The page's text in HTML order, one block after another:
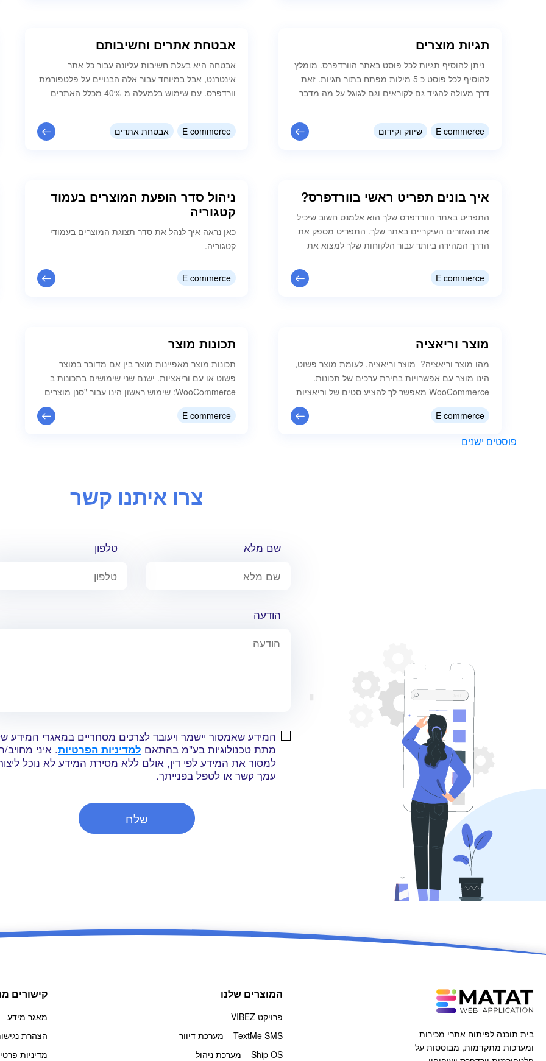
תגיות מוצרים
ניתן להוסיף תגיות לכל פוסט באתר הוורדפרס. מומלץ
להוסיף לכל פוסט כ 5 מילות מפתח בתור תגיות. זאת
דרך מעולה להגיד גם לקוראים וגם לגוגל על מה מדבר
להגדיל משמעותית את נפח התנועה לאתר שלכם
ולשפר את קידום האתר בגוגל. נכנסים ללוח הבקרה
E commerce שיווק וקידום
אבטחת אתרים וחשיבותם
אבטחה היא בעלת חשיבות עליונה עבור כל אתר
אינטרנט, אבל במיוחד עבור אלה הבנויים על פלטפורמת
וורדפרס. עם שימוש בלמעלה מ-40% מכלל האתרים
לתקיפות. התקפות אלו יכולות לנוע מניסיונות התחברות
מרובים (Brute-force) ועד להזרקות תוכנות זדוניות
E commerce אבטחת אתרים
איך בונים תפריט ראשי בוורדפרס?
התפריט באתר הוורדפרס שלך הוא אלמנט חשוב שיכיל
את האזורים העיקריים באתר שלך. התפריט מספק את
הדרך המהירה ביותר עבור הלקוחות שלך למצוא את
שימוש בתפריטים לא מסודרים או מסורבלים עלול
להזיק לחוויית המשתמש שלך, ובתמורה לפגוע בדירוג
E commerce
ניהול סדר הופעת המוצרים בעמוד
קטגוריה
כאן נראה איך לנהל את סדר תצוגת המוצרים בעמודי
קטגוריה.
E commerce
מוצר וריאציה
מהו מוצר וריאציה? מוצר וריאציה, לעומת מוצר פשוט,
הינו מוצר עם אפשרויות בחירת ערכים של תכונות.
WooCommerce מאפשר לך להציע סטים של וריאציות
על מוצר עם שליטה על מחירים, מלאי, תמונות ועוד
עבור כל וריאציה בנפרד. עדין מבולבלים? נסביר:
ונפח זיכרון שונים כך שהמחיר אינו זהה. לכן, במקום
E commerce
תכונות מוצר
תכונות מוצר מאפיינות מוצר בין אם מדובר במוצר
פשוט או עם וריאציות. ישנם שני שימושים בתכונות ב
WooCommerce: שימוש ראשון הינו עבור "סנן מוצרים
לפי תכונה" אשר מאפשר למשתמש לבחור תכונה
ספציפית עבורה יופיעו המוצרים הרלוונטים בקטגוריה.
E commerce
פוסטים ישנים
צרו איתנו קשר
שם מלא טלפון
הודעה
המידע שאמסור יישמר ויעובד לצרכים מסחריים במאגרי המידע
מתת טכנולוגיות בע"מ בהתאם למדיניות הפרטיות. איני
למסור את המידע לפי דין, אולם ללא מסירת המידע לא נוכל
עמך קשר או לטפל בפנייתך.
בית תוכנה לפיתוח אתרי מכירות
ומערכות מתקדמות, מבוססות על
המוצרים שלנו
פרויקט VIBEZ
TextMe SMS – מערכת דיוור
Ship OS – מערכת ניהול
קישורים
מאגר מידע
הצהרת
מדיניות